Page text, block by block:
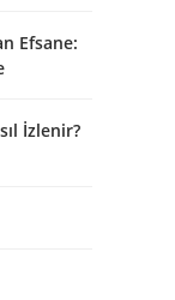
Efsane:
İzlenir?